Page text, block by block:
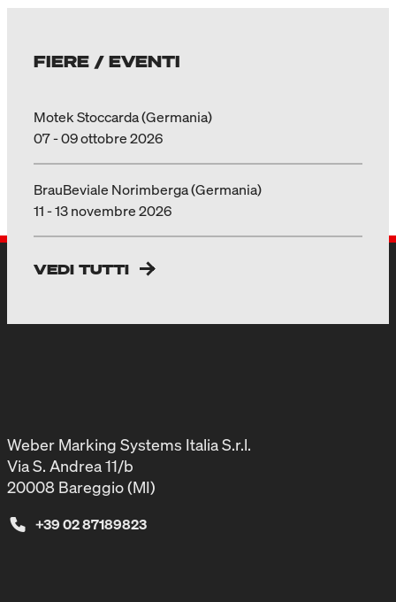
FIERE / EVENTI
Motek Stoccarda (Germania)
07 - 09 ottobre 2026
BrauBeviale Norimberga (Germania)
11 - 13 novembre 2026
VEDI TUTTI
Weber Marking Systems Italia S.r.l.
Via S. Andrea 11/b
20008 Bareggio (MI)
+39 02 87189823